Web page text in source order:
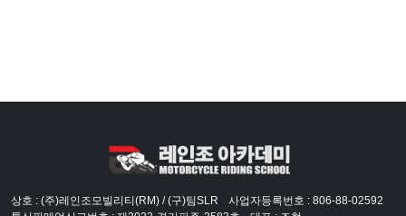
상호 : (주)레인조모빌리티(RM) / (구)팀SLR
사업자등록번호 : 806-88-02592